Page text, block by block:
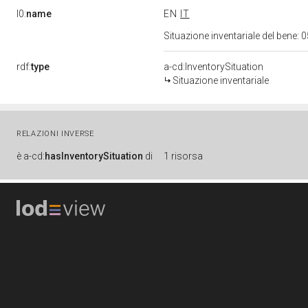
l0:name EN
IT
Situazione inventariale del bene:
rdf:type
a-cd:InventorySituation
Situazione inventariale
RELAZIONI INVERSE
è a-cd:hasInventorySituation di 1 risorsa